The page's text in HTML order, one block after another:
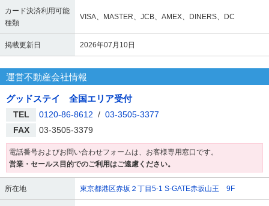
カード決済利用可能
種類
VISA、MASTER、JCB、AMEX、DINERS、DC
掲載更新日 2026年07月10日
運営不動産会社情報
グッドステイ 全国エリア受付
TEL 0120-86-8612 / 03-3505-3377
FAX
03-3505-3379
電話番号およびお問い合わせフォームは、お客様専用窓口です。
営業・セールス目的でのご利用はご遠慮ください。
所在地 東京都港区赤坂２丁目5-1 S-GATE赤坂山王 9F